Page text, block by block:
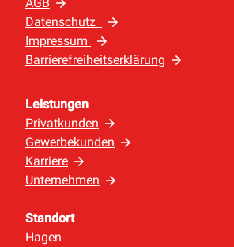
Datenschutz
Impressum
Barrierefreiheitserklärung
Leistungen
Privatkunden
Gewerbekunden
Karriere
Unternehmen
Standort
Hagen